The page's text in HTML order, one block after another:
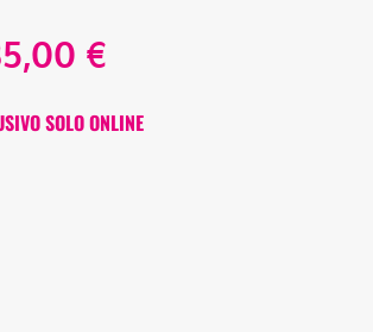
€
SOLO ONLINE